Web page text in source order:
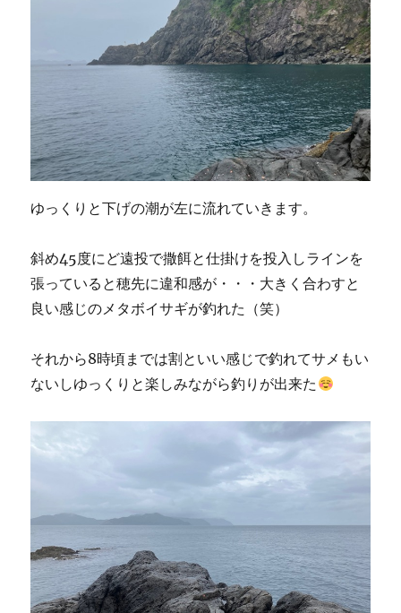
ゆっくりと下げの潮が左に流れていきます。
斜め45度にど遠投で撒餌と仕掛けを投入しラインを
張っていると穂先に違和感が・・・大きく合わすと
良い感じのメタボイサギが釣れた（笑）
それから8時頃までは割といい感じで釣れてサメもい
ないしゆっくりと楽しみながら釣りが出来た